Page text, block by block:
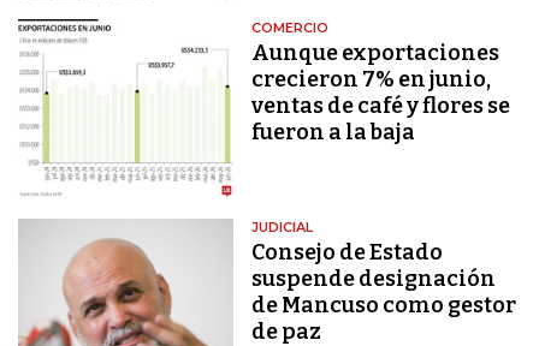
COMERCIO
Aunque exportaciones
crecieron 7% en junio,
ventas de café y flores se
fueron a la baja
JUDICIAL
Consejo de Estado
suspende designación
de Mancuso como gestor
de paz